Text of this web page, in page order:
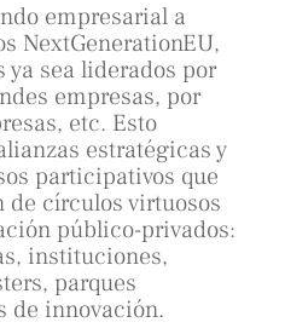
empresarial a
NextGenerationEU,
ya sea liderados por
empresas, por
etc. Esto
estratégicas y
participativos que
círculos virtuosos
público-privados:
instituciones,
parques
de innovación.